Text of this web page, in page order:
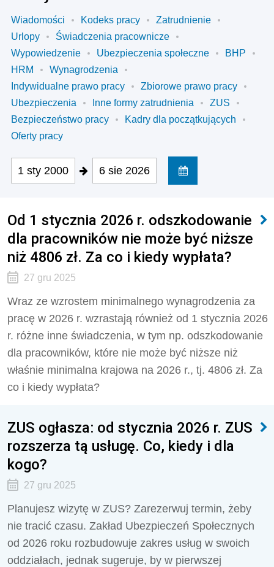
Wiadomości Kodeks pracy
Zatrudnienie
Urlopy
Świadczenia pracownicze
Wypowiedzenie
Ubezpieczenia społeczne
BHP
HRM
Wynagrodzenia
Indywidualne prawo pracy
Zbiorowe prawo pracy
Ubezpieczenia
Inne formy zatrudnienia
ZUS
Bezpieczeństwo pracy
Kadry dla początkujących
Oferty pracy
1 sty 2000 6 sie 2026
Od 1 stycznia 2026 r. odszkodowanie
dla pracowników nie może być niższe
niż 4806 zł. Za co i kiedy wypłata?
27 gru 2025
Wraz ze wzrostem minimalnego wynagrodzenia za
pracę w 2026 r. wzrastają również od 1 stycznia 2026
r. różne inne świadczenia, w tym np. odszkodowanie
dla pracowników, które nie może być niższe niż
właśnie minimalna krajowa na 2026 r., tj. 4806 zł. Za
co i kiedy wypłata?
ZUS ogłasza: od stycznia 2026 r. ZUS
rozszerza tą usługę. Co, kiedy i dla
kogo?
27 gru 2025
Planujesz wizytę w ZUS? Zarezerwuj termin, żeby
nie tracić czasu. Zakład Ubezpieczeń Społecznych
od 2026 roku rozbudowuje zakres usług w swoich
oddziałach, jednak sugeruje, by w pierwszej